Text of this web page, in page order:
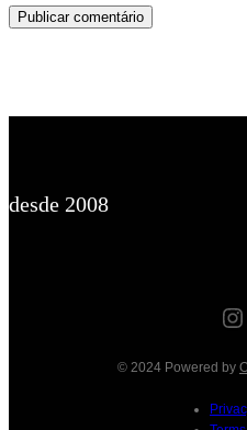
desde 2008
Instagram
© 2024 Powered by